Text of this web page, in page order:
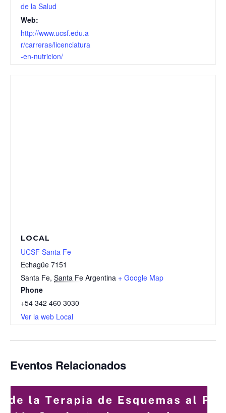
de la Salud
Web:
http://www.ucsf.edu.a
r/carreras/licenciatura
-en-nutricion/
LOCAL
UCSF Santa Fe
Echagüe 7151
Santa Fe, Santa Fe Argentina + Google Map
Phone
+54 342 460 3030
Ver la web Local
Eventos Relacionados